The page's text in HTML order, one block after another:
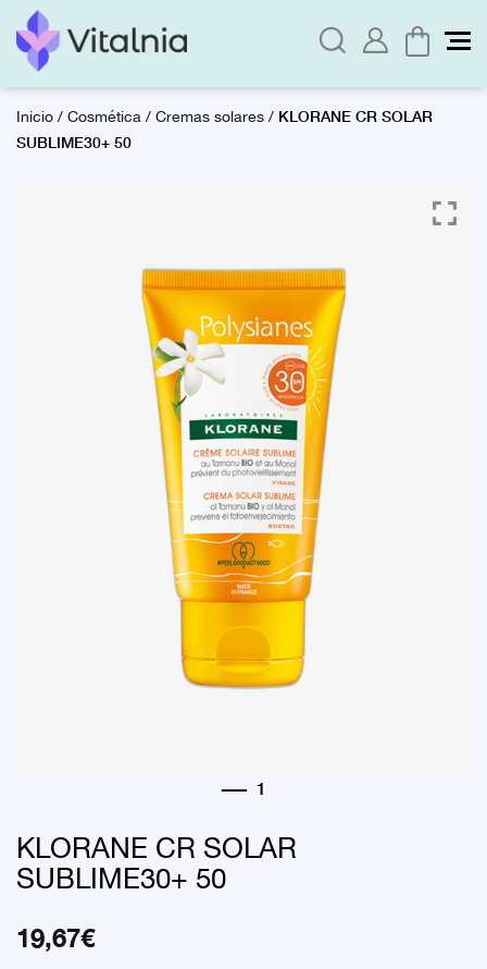
Inicio/Cosmética/Cremas solares/ KLORANE CR SOLAR
SUBLIME30+ 50
KLORANE CR SOLAR
SUBLIME30+ 50
19,67€